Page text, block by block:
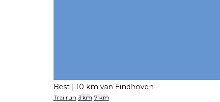
Best | 10 km van Eindhoven
Trailrun 3 km 7 km